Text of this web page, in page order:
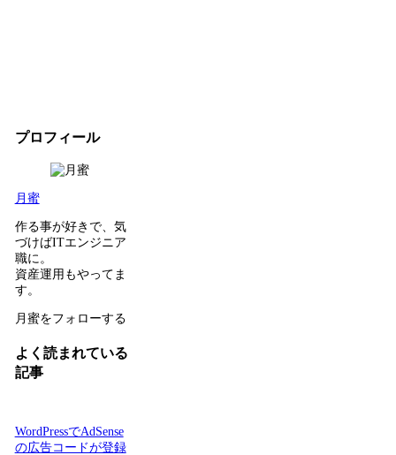
プロフィール
月蜜
作る事が好きで、気
づけばITエンジニア
職に。
資産運用もやってま
す。
月蜜をフォローする
よく読まれている
記事
WordPressでAdSense
の広告コードが登録